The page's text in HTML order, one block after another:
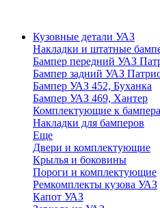
Кузовные детали УАЗ
Накладки и штатные
Бампер передний УАЗ
Бампер задний УАЗ
Бампер УАЗ 452, Буханка
Бампер УАЗ 469, Хантер
Комплектующие к
Накладки для бамперов
Еще
Двери и комплектующие
Крылья и боковины
Пороги и комплектующие
Ремкомплекты кузова УАЗ
Капот УАЗ